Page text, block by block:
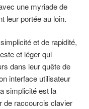
une myriade de
leur portée au loin.
et de rapidité,
et léger qui
dans leur quête de
interface utilisateur
simplicité est la
de raccourcis clavier